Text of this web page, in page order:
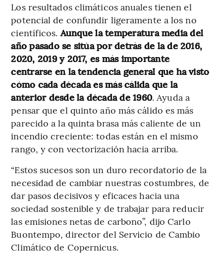
Los resultados climáticos anuales tienen el
potencial de confundir ligeramente a los no
científicos.Aunque la temperatura media del
año pasado se sitúa por detrás de la de 2016,
2020, 2019 y 2017, es más importante
centrarse en la tendencia general que ha visto
cómo cada década es más cálida que la
anterior desde la década de 1960. Ayuda a
pensar que el quinto año más cálido es más
parecido a la quinta brasa más caliente de un
incendio creciente: todas están en el mismo
rango, y con vectorización hacia arriba.
“Estos sucesos son un duro recordatorio de la
necesidad de cambiar nuestras costumbres, de
dar pasos decisivos y eficaces hacia una
sociedad sostenible y de trabajar para reducir
las emisiones netas de carbono”, dijo Carlo
Buontempo, director del Servicio de Cambio
Climático de Copernicus.